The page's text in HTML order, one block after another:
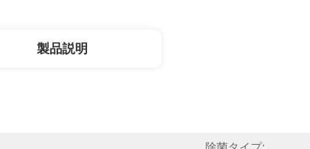
製品説明